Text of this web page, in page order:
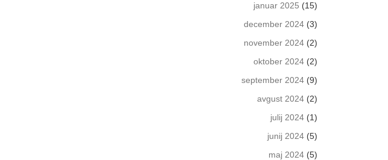
januar 2025 (15)
december 2024 (3)
november 2024 (2)
oktober 2024 (2)
september 2024 (9)
avgust 2024 (2)
julij 2024 (1)
junij 2024 (5)
maj 2024 (5)